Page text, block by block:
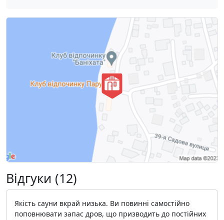
Відгуки (12)
Якість сауни вкрай низька. Ви повинні самостійно
поповнювати запас дров, що призводить до постійних